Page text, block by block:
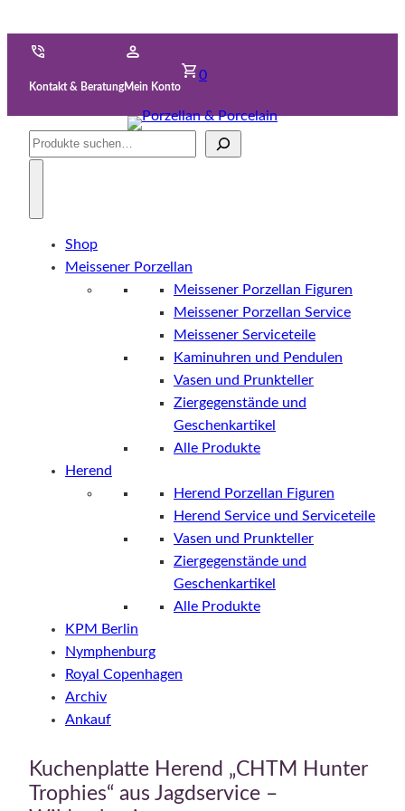
Kontakt & BeratungMein Konto
0
Suche
Shop
Meissener Porzellan
Meissener Porzellan Figuren
Meissener Porzellan Service
Meissener Serviceteile
Kaminuhren und Pendulen
Vasen und Prunkteller
Ziergegenstände und
Geschenkartikel
Alle Produkte
Herend
Herend Porzellan Figuren
Herend Service und Serviceteile
Vasen und Prunkteller
Ziergegenstände und
Geschenkartikel
Alle Produkte
KPM Berlin
Nymphenburg
Royal Copenhagen
Archiv
Ankauf
Kuchenplatte Herend „CHTM Hunter
Trophies“ aus Jagdservice –